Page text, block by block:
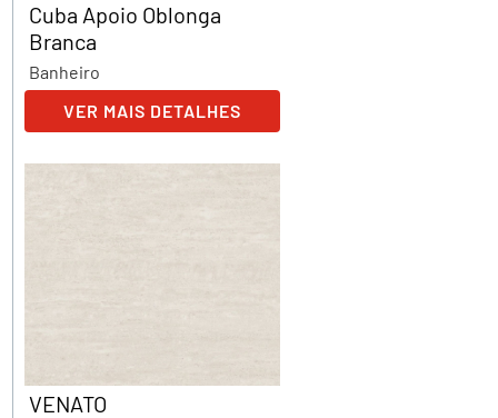
Cuba Apoio Oblonga
Branca
Banheiro
VER MAIS DETALHES
VENATO